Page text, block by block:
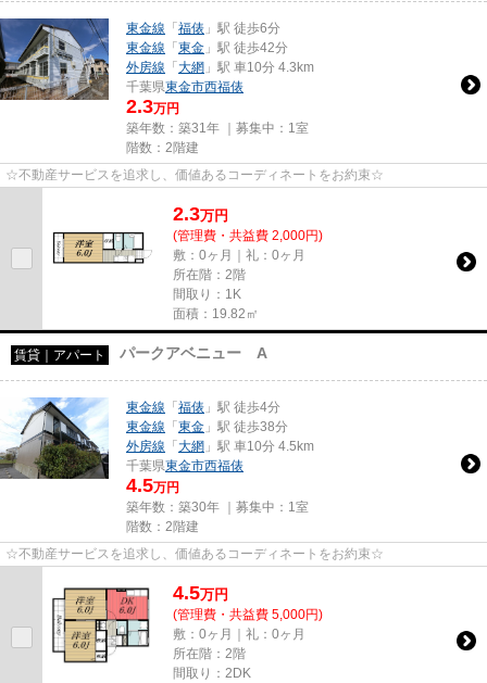
東金線 「福俵 」駅 徒歩6分
東金線 「東金 」駅 徒歩42分
外房線 「大網 」駅 車10分 4.3km
千葉県東金市西福俵
2.3万円
築年数：築31年 ｜募集中： 1室
階数：2階建
☆不動産サービスを追求し、価値あるコーディネートをお約束☆
2.3万円
(管理費・共益費 2,000円)
敷：0ヶ月｜礼：0ヶ月
所在階：2階
間取り：1K
面積：19.82㎡
賃貸｜アパート パークアベニュー A
東金線 「福俵 」駅 徒歩4分
東金線 「東金 」駅 徒歩38分
外房線 「大網 」駅 車10分 4.5km
千葉県東金市西福俵
4.5万円
築年数：築30年 ｜募集中： 1室
階数：2階建
☆不動産サービスを追求し、価値あるコーディネートをお約束☆
4.5万円
(管理費・共益費 5,000円)
敷：0ヶ月｜礼：0ヶ月
所在階：2階
間取り：2DK